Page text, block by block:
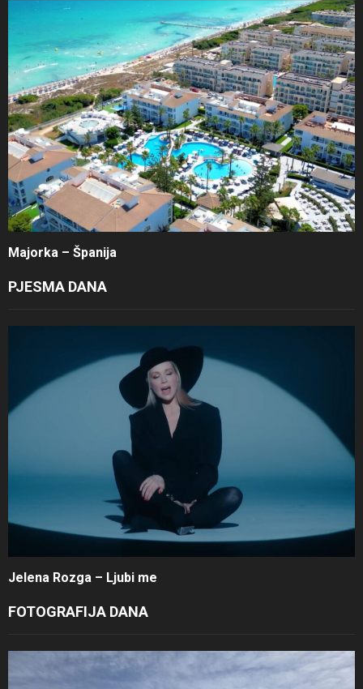
Majorka – Španija
PJESMA DANA
Jelena Rozga – Ljubi me
FOTOGRAFIJA DANA